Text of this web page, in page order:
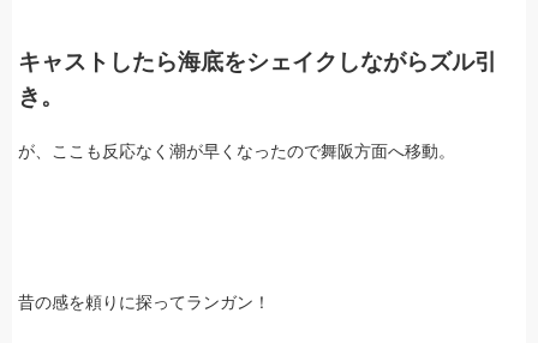
キャストしたら海底をシェイクしながらズル引
き。
が、ここも反応なく潮が早くなったので舞阪方面へ移動。
昔の感を頼りに探ってランガン！